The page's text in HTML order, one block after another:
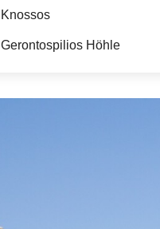
Knossos
Gerontospilios Höhle